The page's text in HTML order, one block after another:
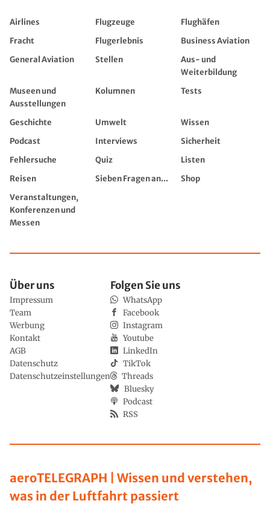
Airlines Flugzeuge
Flughäfen
Fracht
Flugerlebnis
Business Aviation
General Aviation
Stellen
Aus- und
Weiterbildung
Museen und
Ausstellungen
Kolumnen Tests
Geschichte Umwelt
Wissen
Podcast
Interviews
Sicherheit
Fehlersuche
Quiz
Listen
Reisen
Sieben Fragen an...
Shop
Veranstaltungen,
Konferenzen und
Messen
aeroTELEGRAPH | Wissen und verstehen,
was in der Luftfahrt passiert
Über uns
Impressum
Team
Werbung
Kontakt
AGB
Datenschutz
Datenschutzeinstellungen
Folgen Sie uns
WhatsApp
Facebook
Instagram
Youtube
LinkedIn
TikTok
Threads
Bluesky
Podcast
RSS